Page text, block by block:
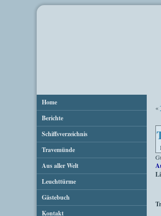
Home
Berichte
Schiffsverzeichnis
Travemünde
Aus aller Welt
Leuchttürme
Gästebuch
Kontakt
«